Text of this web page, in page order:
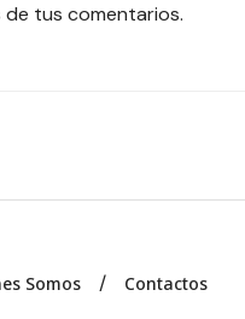
tus comentarios.
Somos Contactos